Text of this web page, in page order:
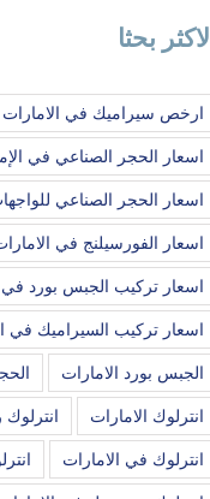
الاكثر بحثا
ارخص سيراميك في الامارات
اسعار الحجر الصناعي في
اسعار الحجر الصناعي
اسعار الفورسيلنج في
اسعار تركيب الجبس بورد في
اسعار تركيب السيراميك في
الجبس بورد الامارات
انترلوك الامارات
انترلوك في الامارات